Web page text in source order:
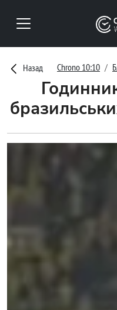
Назад Chrono 10:10